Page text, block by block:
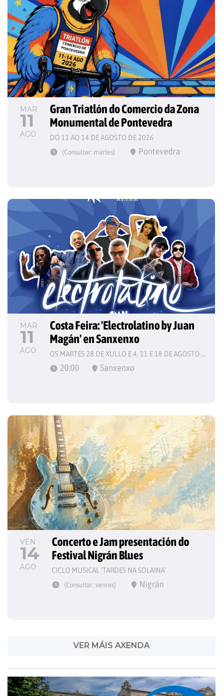
MAR
11
AGO
Gran Triatlón do Comercio da Zona
Monumental de Pontevedra
DO 11 AO 14 DE AGOSTO DE 2026
(Consultar: martes) Pontevedra
MAR
11
AGO
Costa Feira: 'Electrolatino by Juan
Magán' en Sanxenxo
OS MARTES 28 DE XULLO E 4, 11 E 18 DE AGOSTO DE 2026
20:00 Sanxenxo
VEN
14
AGO
Concerto e Jam presentación do
Festival Nigrán Blues
CICLO MUSICAL ‘TARDES NA SOLAINA’
(Consultar: venres) Nigrán
VER MÁIS AXENDA